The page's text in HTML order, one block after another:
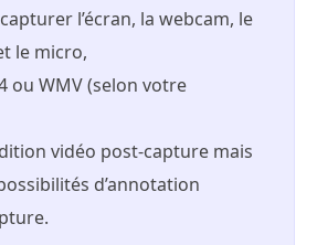
l’écran, la webcam, le
le micro,
ou WMV (selon votre
vidéo post-capture mais
d’annotation